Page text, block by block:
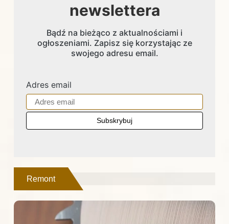
newslettera
Bądź na bieżąco z aktualnościami i
ogłoszeniami. Zapisz się korzystając ze
swojego adresu email.
Adres email
Remont